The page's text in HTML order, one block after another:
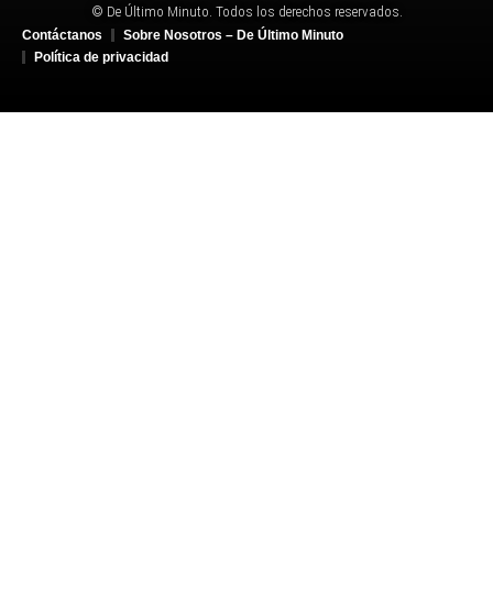
© De Último Minuto. Todos los derechos reservados.
Contáctanos
Sobre Nosotros – De Último Minuto
Política de privacidad